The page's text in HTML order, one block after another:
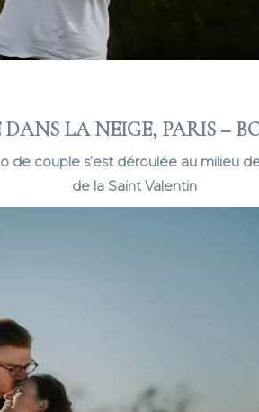
DANS LA NEIGE, PARIS –
de couple s’est déroulée au milieu
de la Saint Valentin